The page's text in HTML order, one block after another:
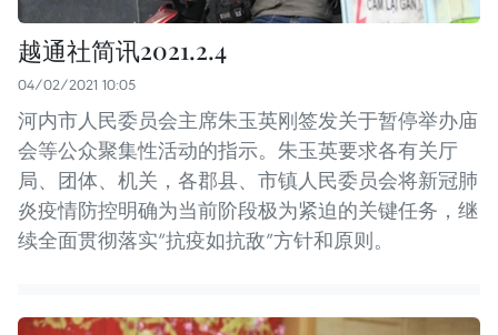
越通社简讯2021.2.4
04/02/2021 10:05
河内市人民委员会主席朱玉英刚签发关于暂停举办庙
会等公众聚集性活动的指示。朱玉英要求各有关厅
局、团体、机关，各郡县、市镇人民委员会将新冠肺
炎疫情防控明确为当前阶段极为紧迫的关键任务，继
续全面贯彻落实“抗疫如抗敌”方针和原则。